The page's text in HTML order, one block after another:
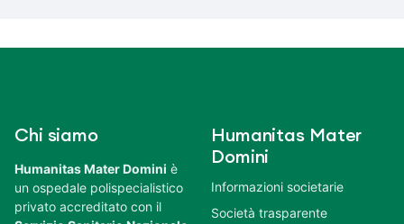
Chi siamo
Humanitas Mater Domini è
un ospedale polispecialistico
privato accreditato con il
Humanitas Mater
Domini
Informazioni societarie
Società trasparente